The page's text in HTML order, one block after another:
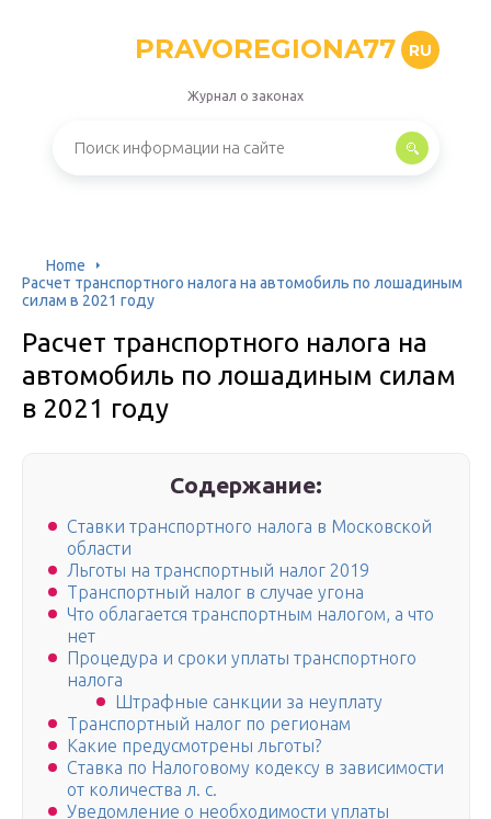
PRAVOREGIONA77 RU
Журнал о законах
Home
Расчет транспортного налога на автомобиль по лошадиным
силам в 2021 году
Расчет транспортного налога на
автомобиль по лошадиным силам
в 2021 году
Содержание:
Ставки транспортного налога в Московской
области
Льготы на транспортный налог 2019
Транспортный налог в случае угона
Что облагается транспортным налогом, а что
нет
Процедура и сроки уплаты транспортного
налога
Штрафные санкции за неуплату
Транспортный налог по регионам
Какие предусмотрены льготы?
Ставка по Налоговому кодексу в зависимости
от количества л. с.
Уведомление о необходимости уплаты